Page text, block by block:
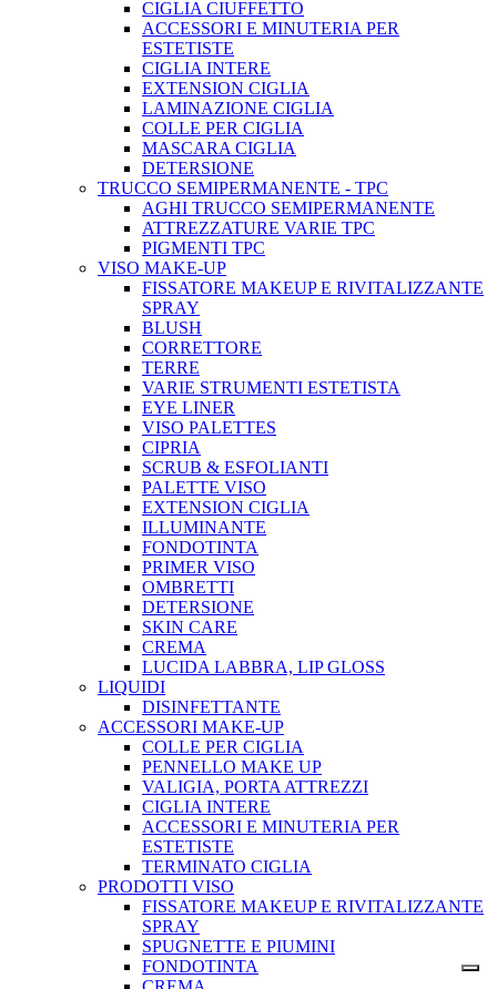
CIGLIA CIUFFETTO
ACCESSORI E MINUTERIA PER
ESTETISTE
CIGLIA INTERE
EXTENSION CIGLIA
LAMINAZIONE CIGLIA
COLLE PER CIGLIA
MASCARA CIGLIA
DETERSIONE
TRUCCO SEMIPERMANENTE - TPC
AGHI TRUCCO SEMIPERMANENTE
ATTREZZATURE VARIE TPC
PIGMENTI TPC
VISO MAKE-UP
FISSATORE MAKEUP E RIVITALIZZANTE
SPRAY
BLUSH
CORRETTORE
TERRE
VARIE STRUMENTI ESTETISTA
EYE LINER
VISO PALETTES
CIPRIA
SCRUB & ESFOLIANTI
PALETTE VISO
EXTENSION CIGLIA
ILLUMINANTE
FONDOTINTA
PRIMER VISO
OMBRETTI
DETERSIONE
SKIN CARE
CREMA
LUCIDA LABBRA, LIP GLOSS
LIQUIDI
DISINFETTANTE
ACCESSORI MAKE-UP
COLLE PER CIGLIA
PENNELLO MAKE UP
VALIGIA, PORTA ATTREZZI
CIGLIA INTERE
ACCESSORI E MINUTERIA PER
ESTETISTE
TERMINATO CIGLIA
PRODOTTI VISO
FISSATORE MAKEUP E RIVITALIZZANTE
SPRAY
SPUGNETTE E PIUMINI
FONDOTINTA